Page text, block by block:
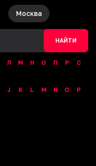
Москва
НАЙТИ
Л М Н О П Р
С
J K L M N O
P